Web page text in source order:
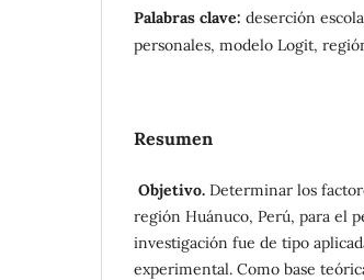
Palabras clave: deserción
personales, modelo Logit,
Resumen
Objetivo. Determinar los
región Huánuco, Perú, para el
investigación fue de tipo
experimental. Como base